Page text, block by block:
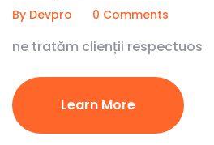
By Devpro 0 Comments
ne tratăm clienții respectuos
Learn More